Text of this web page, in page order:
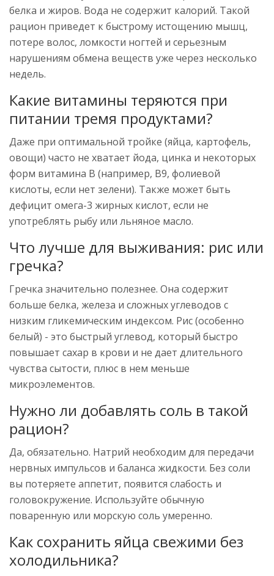
белка и жиров. Вода не содержит калорий. Такой
рацион приведет к быстрому истощению мышц,
потере волос, ломкости ногтей и серьезным
нарушениям обмена веществ уже через несколько
недель.
Какие витамины теряются при
питании тремя продуктами?
Даже при оптимальной тройке (яйца, картофель,
овощи) часто не хватает йода, цинка и некоторых
форм витамина B (например, B9, фолиевой
кислоты, если нет зелени). Также может быть
дефицит омега-3 жирных кислот, если не
употреблять рыбу или льняное масло.
Что лучше для выживания: рис или
гречка?
Гречка значительно полезнее. Она содержит
больше белка, железа и сложных углеводов с
низким гликемическим индексом. Рис (особенно
белый) - это быстрый углевод, который быстро
повышает сахар в крови и не дает длительного
чувства сытости, плюс в нем меньше
микроэлементов.
Нужно ли добавлять соль в такой
рацион?
Да, обязательно. Натрий необходим для передачи
нервных импульсов и баланса жидкости. Без соли
вы потеряете аппетит, появится слабость и
головокружение. Используйте обычную
поваренную или морскую соль умеренно.
Как сохранить яйца свежими без
холодильника?